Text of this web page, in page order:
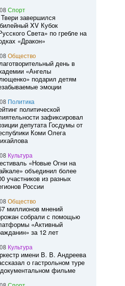
Спорт
завершился
XV Кубок
Света» по гребле на
«Дракон»
Общество
день в
«Ангелы
подарил детям
эмоции
Политика
политической
зафиксировал
депутата Госдумы от
Коми Олега
Культура
«Новые Огни на
объединил более
участников из разных
России
Общество
миллионов мнений
собрали с помощью
«Активный
за 12 лет
Культура
имени В. В. Андреева
о гастрольном туре
фильме